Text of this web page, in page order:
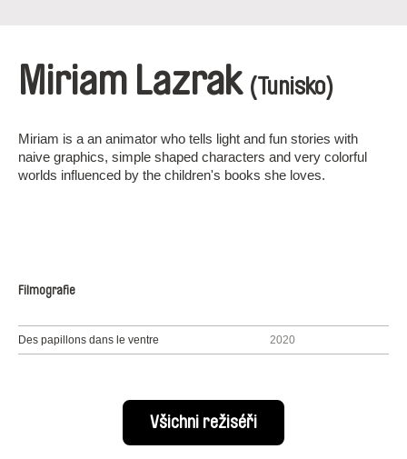
Miriam Lazrak (Tunisko)
Miriam is a an animator who tells light and fun stories with
naive graphics, simple shaped characters and very colorful
worlds influenced by the children's books she loves.
Filmografie
Des papillons dans le ventre 2020
Všichni režiséři